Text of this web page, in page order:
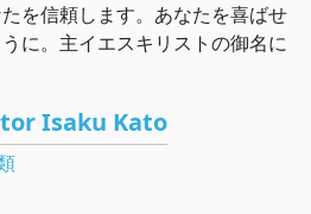
を信頼します。あなたを喜ばせ
に。主イエスキリストの御名に
Isaku Kato